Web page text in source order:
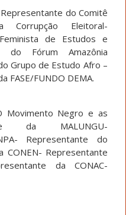
do Comitê
Eleitoral-
de Estudos e
do Fórum Amazônia
Grupo de Estudo Afro –
FASE/FUNDO DEMA.
Movimento Negro e as
da MALUNGU-
Representante do
CONEN- Representante
da CONAC-